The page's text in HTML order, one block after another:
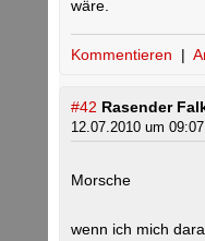
wäre.
Kommentieren |
#42 Rasender
12.07.2010 um
Morsche
wenn ich mich